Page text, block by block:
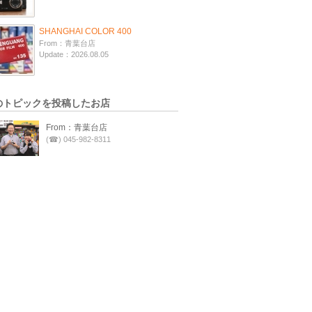
SHANGHAI COLOR 400
From：青葉台店
Update：2026.08.05
トピックを投稿したお店
From：青葉台店
(☎) 045-982-8311